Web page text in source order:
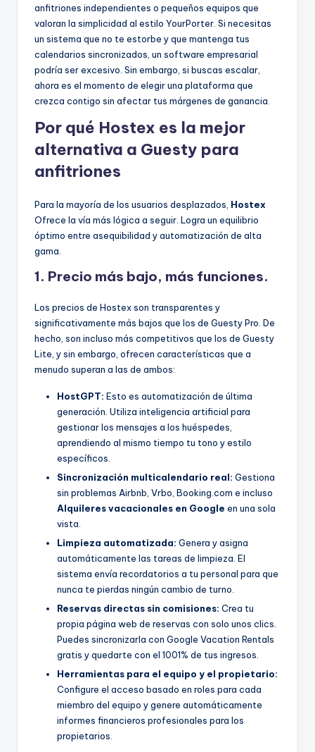
anfitriones independientes o pequeños equipos que
valoran la simplicidad al estilo YourPorter. Si necesitas
un sistema que no te estorbe y que mantenga tus
calendarios sincronizados, un software empresarial
podría ser excesivo. Sin embargo, si buscas escalar,
ahora es el momento de elegir una plataforma que
crezca contigo sin afectar tus márgenes de ganancia.
Por qué Hostex es la mejor
alternativa a Guesty para
anfitriones
Para la mayoría de los usuarios desplazados, Hostex
Ofrece la vía más lógica a seguir. Logra un equilibrio
óptimo entre asequibilidad y automatización de alta
gama.
1. Precio más bajo, más funciones.
Los precios de Hostex son transparentes y
significativamente más bajos que los de Guesty Pro. De
hecho, son incluso más competitivos que los de Guesty
Lite, y sin embargo, ofrecen características que a
menudo superan a las de ambos:
HostGPT: Esto es automatización de última
generación. Utiliza inteligencia artificial para
gestionar los mensajes a los huéspedes,
aprendiendo al mismo tiempo tu tono y estilo
específicos.
Sincronización multicalendario real: Gestiona
sin problemas Airbnb, Vrbo, Booking.com e incluso
Alquileres vacacionales en Google en una sola
vista.
Limpieza automatizada: Genera y asigna
automáticamente las tareas de limpieza. El
sistema envía recordatorios a tu personal para que
nunca te pierdas ningún cambio de turno.
Reservas directas sin comisiones: Crea tu
propia página web de reservas con solo unos clics.
Puedes sincronizarla con Google Vacation Rentals
gratis y quedarte con el 1001% de tus ingresos.
Herramientas para el equipo y el propietario:
Configure el acceso basado en roles para cada
miembro del equipo y genere automáticamente
informes financieros profesionales para los
propietarios.